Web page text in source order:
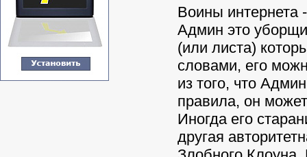
Воины интернета
Админ это
(или листа)
словами, его
из того, что
правила, он
Иногда его
другая